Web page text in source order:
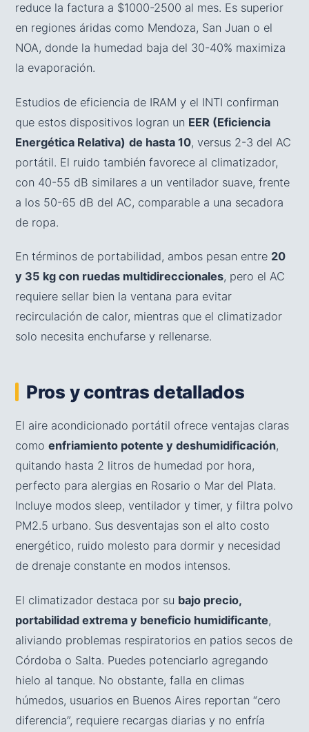
reduce la factura a $1000-2500 al mes. Es superior
en regiones áridas como Mendoza, San Juan o el
NOA, donde la humedad baja del 30-40% maximiza
la evaporación.
Estudios de eficiencia de IRAM y el INTI confirman
que estos dispositivos logran un EER (Eficiencia
Energética Relativa) de hasta 10, versus 2-3 del AC
portátil. El ruido también favorece al climatizador,
con 40-55 dB similares a un ventilador suave, frente
a los 50-65 dB del AC, comparable a una secadora
de ropa.
En términos de portabilidad, ambos pesan entre 20
y 35 kg con ruedas multidireccionales, pero el AC
requiere sellar bien la ventana para evitar
recirculación de calor, mientras que el climatizador
solo necesita enchufarse y rellenarse.
Pros y contras detallados
El aire acondicionado portátil ofrece ventajas claras
como enfriamiento potente y deshumidificación,
quitando hasta 2 litros de humedad por hora,
perfecto para alergias en Rosario o Mar del Plata.
Incluye modos sleep, ventilador y timer, y filtra polvo
PM2.5 urbano. Sus desventajas son el alto costo
energético, ruido molesto para dormir y necesidad
de drenaje constante en modos intensos.
El climatizador destaca por su bajo precio,
portabilidad extrema y beneficio humidificante,
aliviando problemas respiratorios en patios secos de
Córdoba o Salta. Puedes potenciarlo agregando
hielo al tanque. No obstante, falla en climas
húmedos, usuarios en Buenos Aires reportan “cero
diferencia”, requiere recargas diarias y no enfría